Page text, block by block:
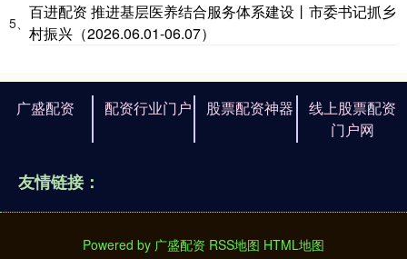
5、
百进配资 推进基层医养结合服务体系建设丨市委书记抓乡
村振兴（2026.06.01-06.07）
广盛配资 配资行业门户 股票配资神器
线上股票配资
门户网
友情链接：
Powered by 广盛配资 RSS地图 HTML地图